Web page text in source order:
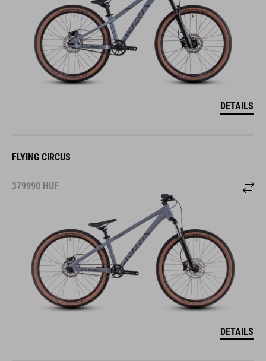
DETAILS
FLYING CIRCUS
379990 HUF
DETAILS